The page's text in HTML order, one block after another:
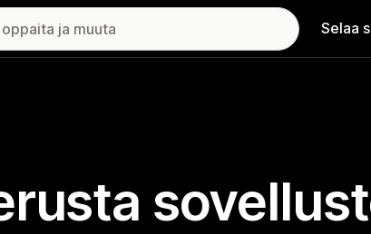
Selaa